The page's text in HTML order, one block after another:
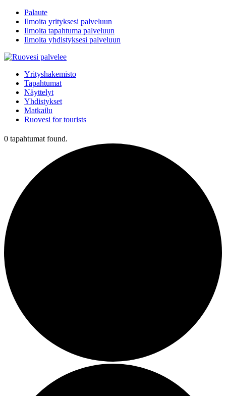
Palaute
Ilmoita yrityksesi palveluun
Ilmoita tapahtuma palveluun
Ilmoita yhdistyksesi palveluun
Yrityshakemisto
Tapahtumat
Näyttelyt
Yhdistykset
Matkailu
Ruovesi for tourists
0 tapahtumat found.